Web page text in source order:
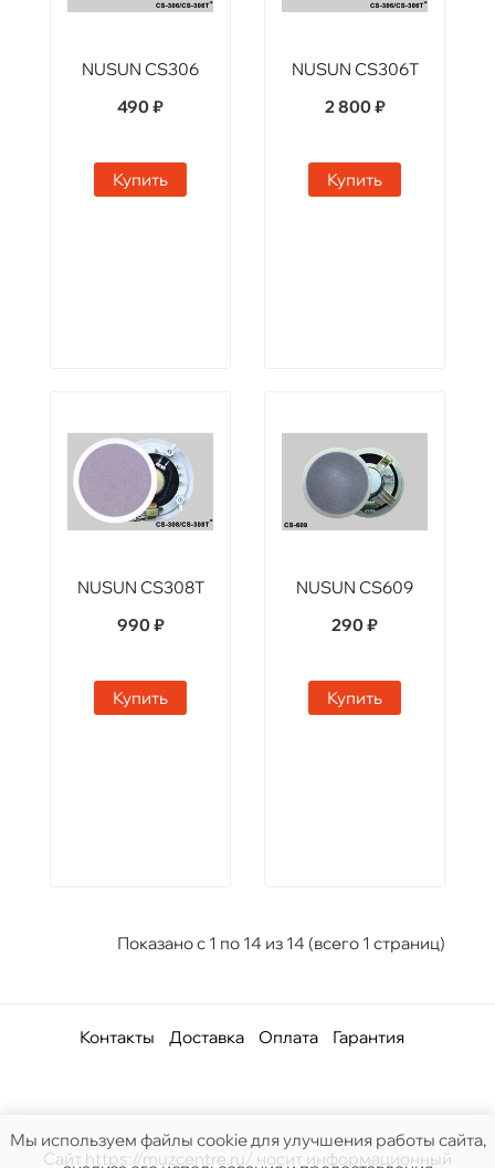
NUSUN CS306
490 ₽
Купить
NUSUN CS306T
2 800 ₽
Купить
NUSUN CS308T
990 ₽
Купить
NUSUN CS609
290 ₽
Купить
Показано с 1 по 14 из 14 (всего 1 страниц)
Контакты Доставка Оплата Гарантия
Сайт https://muzcentre.ru/ носит информационный
Мы используем файлы cookie для улучшения работы сайта,